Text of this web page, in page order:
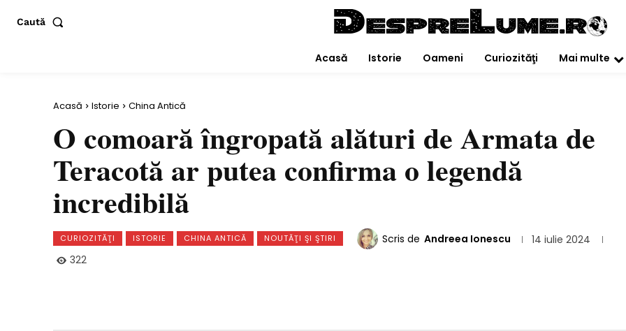
Caută
Acasă Istorie Oameni Curiozităţi Mai multe
Acasă Istorie China Antică
O comoară îngropată alături de Armata de
Teracotă ar putea confirma o legendă
incredibilă
CURIOZITĂŢI ISTORIE CHINA ANTICĂ NOUTĂŢI ŞI ŞTIRI Scris de Andreea Ionescu
14 iulie 2024
322